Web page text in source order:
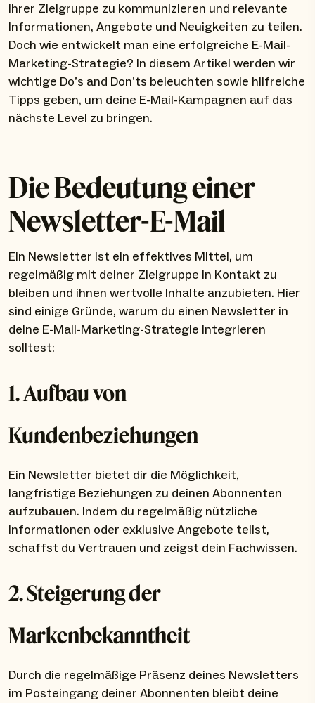
ihrer Zielgruppe zu kommunizieren und relevante
Informationen, Angebote und Neuigkeiten zu teilen.
Doch wie entwickelt man eine erfolgreiche E-Mail-
Marketing-Strategie? In diesem Artikel werden wir
wichtige Do’s and Don’ts beleuchten sowie hilfreiche
Tipps geben, um deine E-Mail-Kampagnen auf das
nächste Level zu bringen.
Die Bedeutung einer
Newsletter-E-Mail
Ein Newsletter ist ein effektives Mittel, um
regelmäßig mit deiner Zielgruppe in Kontakt zu
bleiben und ihnen wertvolle Inhalte anzubieten. Hier
sind einige Gründe, warum du einen Newsletter in
deine E-Mail-Marketing-Strategie integrieren
solltest:
1. Aufbau von
Kundenbeziehungen
Ein Newsletter bietet dir die Möglichkeit,
langfristige Beziehungen zu deinen Abonnenten
aufzubauen. Indem du regelmäßig nützliche
Informationen oder exklusive Angebote teilst,
schaffst du Vertrauen und zeigst dein Fachwissen.
2. Steigerung der
Markenbekanntheit
Durch die regelmäßige Präsenz deines Newsletters
im Posteingang deiner Abonnenten bleibt deine